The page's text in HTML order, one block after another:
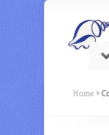
Home »